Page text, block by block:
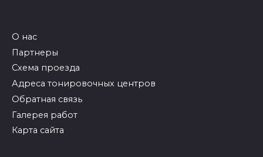
О нас
Партнеры
Схема проезда
Адреса тонировочных центров
Обратная связь
Галерея работ
Карта сайта